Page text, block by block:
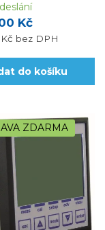
Kč
bez DPH
do košíku
ZDARMA